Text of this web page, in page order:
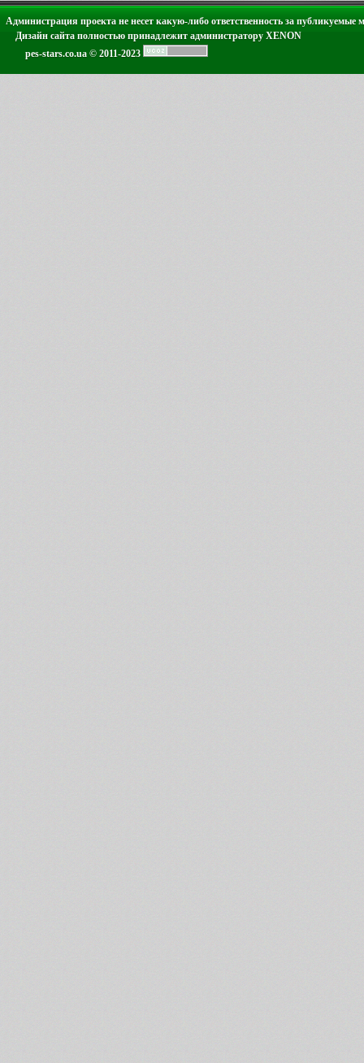
Администрация проекта не несет какую-либо ответственность за публикуемые
Дизайн сайта полностью принадлежит администратору XENON
pes-stars.co.ua © 2011-2023